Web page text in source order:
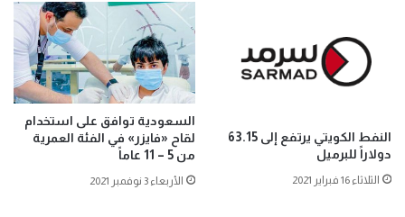
النفط الكويتي يرتفع إلى 63.15
دولاراً للبرميل
الثلاثاء 16 فبراير 2021
السعودية توافق على استخدام
لقاح «فايزر» في الفئة العمرية
من 5 – 11 عاماً
الأربعاء 3 نوفمبر 2021